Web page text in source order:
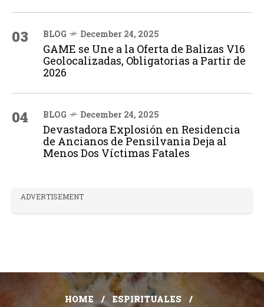
03 BLOG December 24, 2025
GAME se Une a la Oferta de Balizas V16
Geolocalizadas, Obligatorias a Partir de
2026
04 BLOG December 24, 2025
Devastadora Explosión en Residencia
de Ancianos de Pensilvania Deja al
Menos Dos Víctimas Fatales
ADVERTISEMENT
HOME ESPIRITUALES